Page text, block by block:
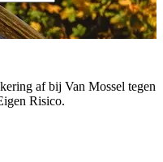
af bij Van Mossel tegen
Risico.